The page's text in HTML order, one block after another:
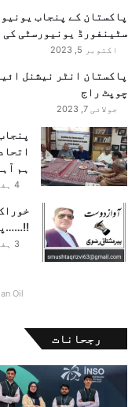
پاکستان کے پنجاب
سٹینفورڈ یونیورسٹی
اکتوبر 5, 2023
پاکستان انٹر نیشنل
چوپٹ راج
جولائی 7, 2023
ہم
4 ہفتے ago
3 ہفتے ago
Oil
رجحانات